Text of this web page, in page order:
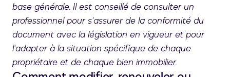
base générale. Il est conseillé de consulter un
professionnel pour s'assurer de la conformité du
document avec la législation en vigueur et pour
l'adapter à la situation spécifique de chaque
propriétaire et de chaque bien immobilier.